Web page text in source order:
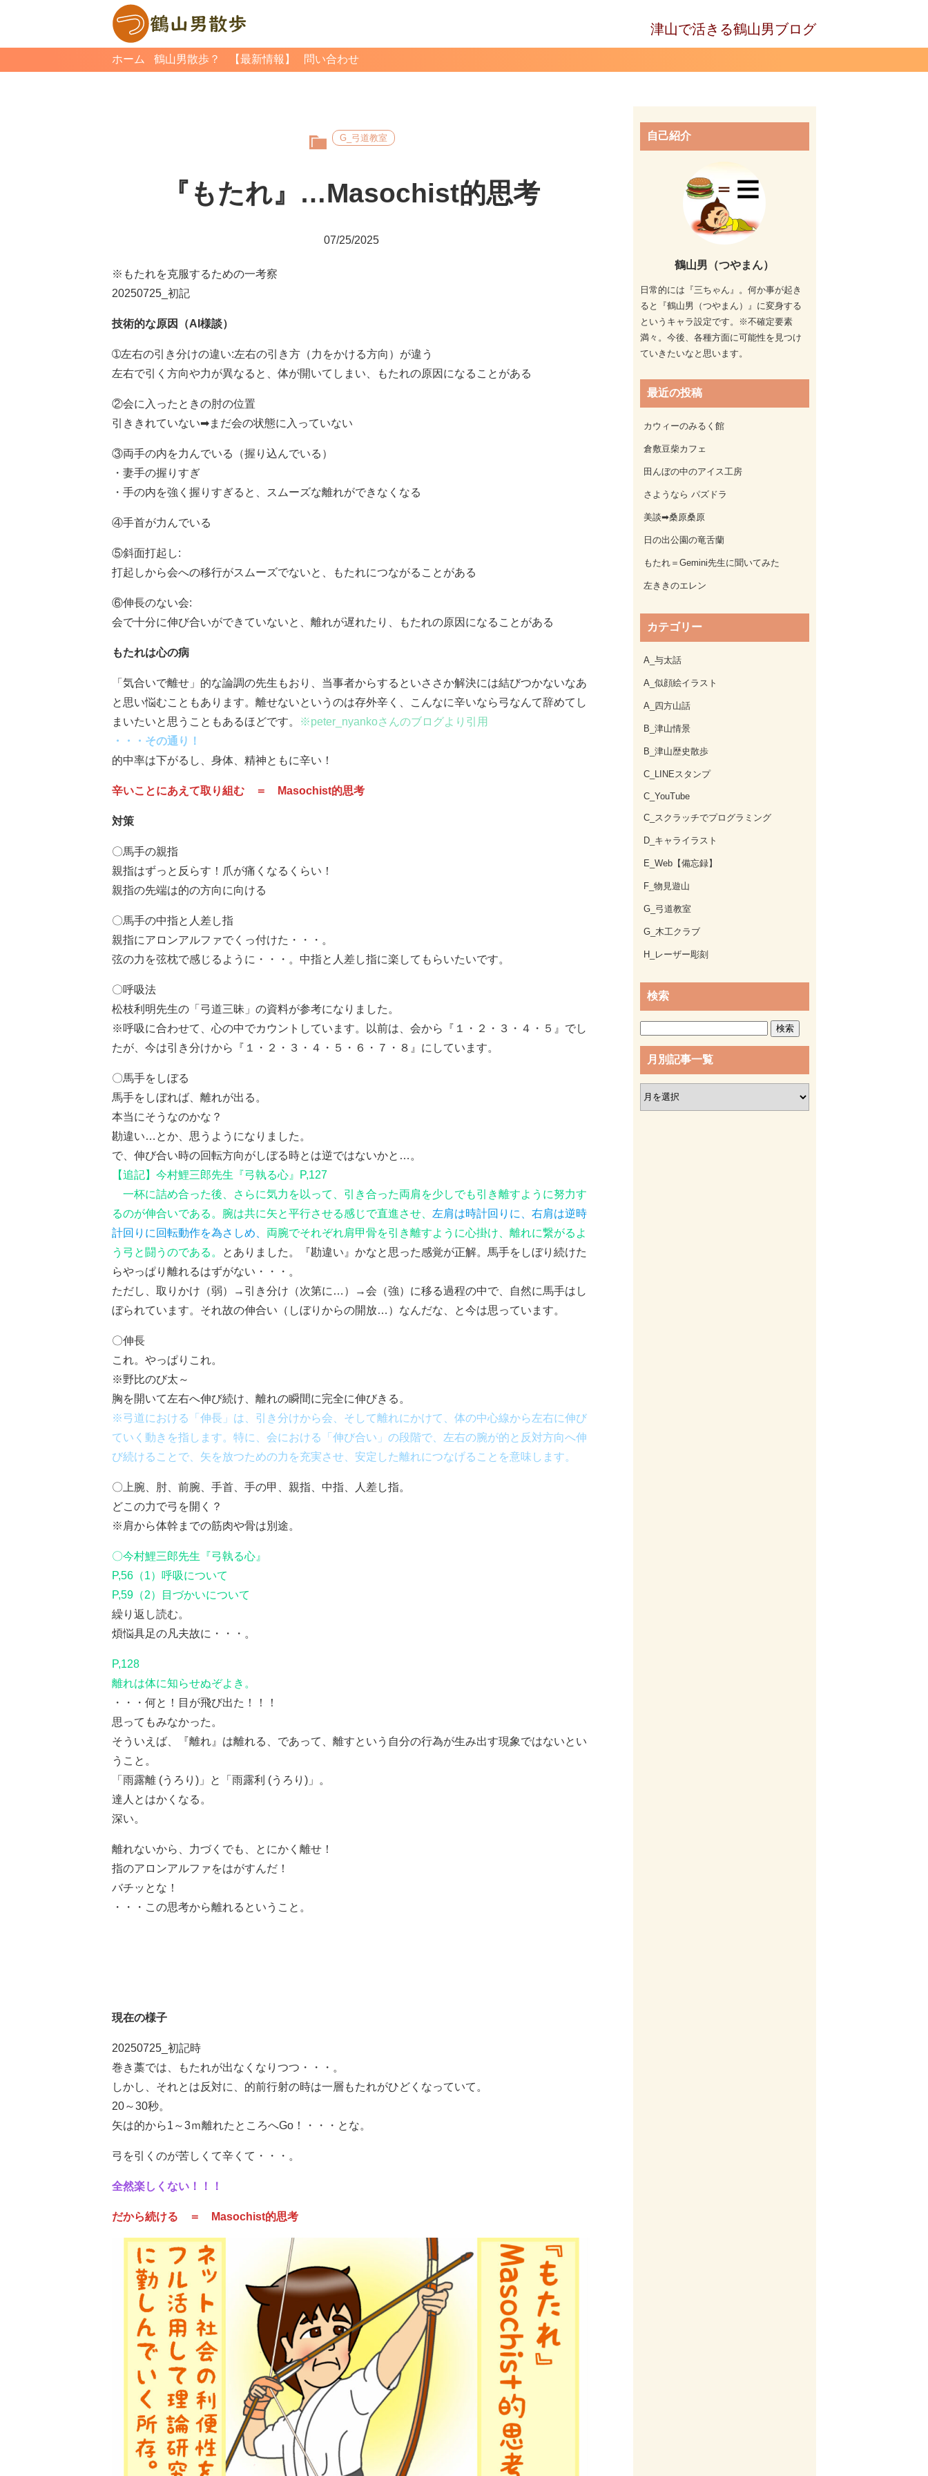
津山で活きる鶴山男ブログ
ホーム 鶴山男散歩？ 【最新情報】 問い合わせ
G_弓道教室
『もたれ』…Masochist的思考
07/25/2025
※もたれを克服するための一考察
20250725_初記
技術的な原因（AI様談）
➀左右の引き分けの違い:左右の引き方（力をかける方向）が違う
左右で引く方向や力が異なると、体が開いてしまい、もたれの原因になることがある
②会に入ったときの肘の位置
引ききれていない➡まだ会の状態に入っていない
③両手の内を力んでいる（握り込んでいる）
・妻手の握りすぎ
・手の内を強く握りすぎると、スムーズな離れができなくなる
④手首が力んでいる
⑤斜面打起し:
打起しから会への移行がスムーズでないと、もたれにつながることがある
⑥伸長のない会:
会で十分に伸び合いができていないと、離れが遅れたり、もたれの原因になることがある
もたれは心の病
「気合いで離せ」的な論調の先生もおり、当事者からするといささか解決には結びつかないなあ
と思い悩むこともあります。離せないというのは存外辛く、こんなに辛いなら弓なんて辞めてし
まいたいと思うこともあるほどです。
※peter_nyankoさんのブログより引用
・・・その通り！
的中率は下がるし、身体、精神ともに辛い！
辛いことにあえて取り組む ＝ Masochist的思考
対策
〇馬手の親指
親指はずっと反らす！爪が痛くなるくらい！
親指の先端は的の方向に向ける
〇馬手の中指と人差し指
親指にアロンアルファでくっ付けた・・・。
弦の力を弦枕で感じるように・・・。中指と人差し指に楽してもらいたいです。
〇呼吸法
松枝利明先生の「弓道三昧」の資料が参考になりました。
※呼吸に合わせて、心の中でカウントしています。以前は、会から『１・２・３・４・５』でし
たが、今は引き分けから『１・２・３・４・５・６・７・８』にしています。
〇馬手をしぼる
馬手をしぼれば、離れが出る。
本当にそうなのかな？
勘違い…とか、思うようになりました。
で、伸び合い時の回転方向がしぼる時とは逆ではないかと…。
【追記】今村鯉三郎先生『弓執る心』P,127
一杯に詰め合った後、さらに気力を以って、引き合った両肩を少しでも引き離すように努力す
るのが伸合いである。腕は共に矢と平行させる感じで直進させ、 左肩は時計回りに、右肩は逆時
計回りに回転動作を為さしめ、 両腕でそれぞれ肩甲骨を引き離すように心掛け、離れに繋がるよ
う弓と闘うのである。
とありました。『勘違い』かなと思った感覚が正解。馬手をしぼり続けた
らやっぱり離れるはずがない・・・。
ただし、取りかけ（弱）→引き分け（次第に…）→会（強）に移る過程の中で、自然に馬手はし
ぼられています。それ故の伸合い（しぼりからの開放…）なんだな、と今は思っています。
〇伸長
これ。やっぱりこれ。
※野比のび太～
胸を開いて左右へ伸び続け、離れの瞬間に完全に伸びきる。
※弓道における「伸長」は、引き分けから会、そして離れにかけて、体の中心線から左右に伸び
ていく動きを指します。特に、会における「伸び合い」の段階で、左右の腕が的と反対方向へ伸
び続けることで、矢を放つための力を充実させ、安定した離れにつなげることを意味します。
〇上腕、肘、前腕、手首、手の甲、親指、中指、人差し指。
どこの力で弓を開く？
※肩から体幹までの筋肉や骨は別途。
〇今村鯉三郎先生『弓執る心』
P,56（1）呼吸について
P,59（2）目づかいについて
繰り返し読む。
煩悩具足の凡夫故に・・・。
P,128
離れは体に知らせぬぞよき。
・・・何と！目が飛び出た！！！
思ってもみなかった。
そういえば、『離れ』は離れる、であって、離すという自分の行為が生み出す現象ではないとい
うこと。
「雨露離 (うろり)」と「雨露利 (うろり)」。
達人とはかくなる。
深い。
離れないから、力づくでも、とにかく離せ！
指のアロンアルファをはがすんだ！
バチッとな！
・・・この思考から離れるということ。
現在の様子
20250725_初記時
巻き藁では、もたれが出なくなりつつ・・・。
しかし、それとは反対に、的前行射の時は一層もたれがひどくなっていて。
20～30秒。
矢は的から1～3ｍ離れたところへGo！・・・とな。
弓を引くのが苦しくて辛くて・・・。
全然楽しくない！！！
だから続ける ＝ Masochist的思考
自己紹介
鶴山男（つやまん）
日常的には『三ちゃん』。何か事が起き
ると『鶴山男（つやまん）』に変身する
というキャラ設定です。※不確定要素
満々。今後、各種方面に可能性を見つけ
ていきたいなと思います。
最近の投稿
カウィーのみるく館
倉敷豆柴カフェ
田んぼの中のアイス工房
さようなら パズドラ
美談➡桑原桑原
日の出公園の竜舌蘭
もたれ＝Gemini先生に聞いてみた
左ききのエレン
カテゴリー
A_与太話
A_似顔絵イラスト
A_四方山話
B_津山情景
B_津山歴史散歩
C_LINEスタンプ
C_YouTube
C_スクラッチでプログラミング
D_キャライラスト
E_Web【備忘録】
F_物見遊山
G_弓道教室
G_木工クラブ
H_レーザー彫刻
検索
月別記事一覧
別